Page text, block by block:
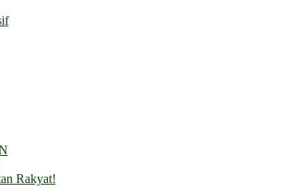
Rakyat!